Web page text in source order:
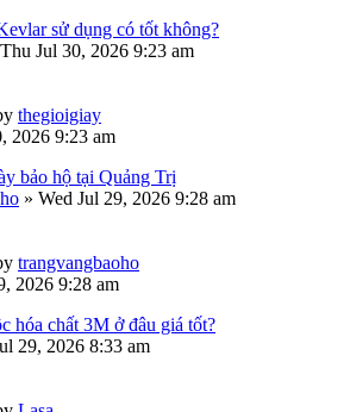
sử dụng có tốt không?
Thu Jul 30, 2026 9:23 am
thegioigiay
2026 9:23 am
bảo hộ tại Quảng Trị
» Wed Jul 29, 2026 9:28 am
trangvangbaoho
2026 9:28 am
hóa chất 3M ở đâu giá tốt?
29, 2026 8:33 am